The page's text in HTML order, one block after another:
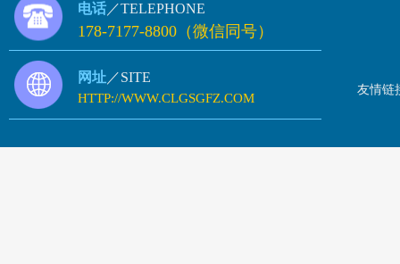
电话 ／TELEPHONE
178-7177-8800（微信同号）
网址 ／SITE
HTTP://WWW.CLGSGFZ.COM
友情链